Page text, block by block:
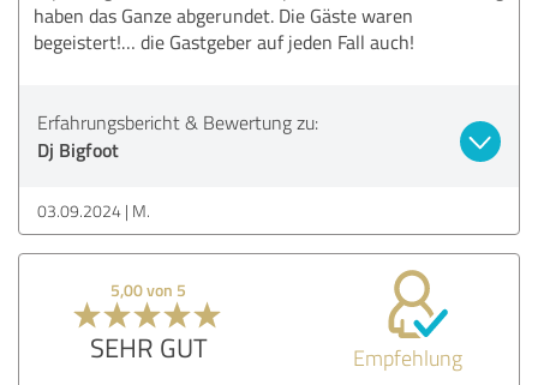
haben das Ganze abgerundet. Die Gäste waren
begeistert!… die Gastgeber auf jeden Fall auch!
Erfahrungsbericht & Bewertung zu:
Dj Bigfoot
03.09.2024 M.
5,00 von 5
SEHR GUT Empfehlung